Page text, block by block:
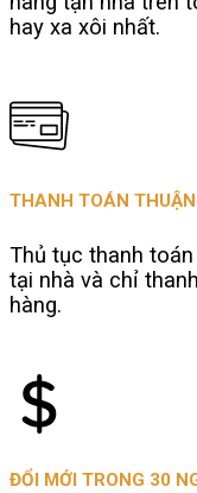
hay xa xôi nhất.
THANH TOÁN THUẬN
Thủ tục thanh
tại nhà và chỉ
hàng.
ĐỔI MỚI TRONG 30